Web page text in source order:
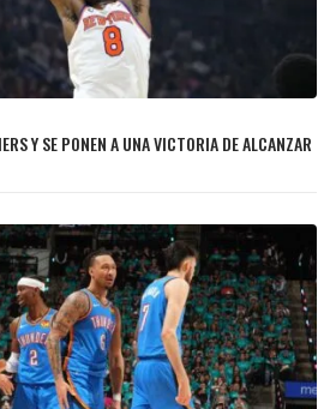
Y SE PONEN A UNA VICTORIA DE ALCANZAR